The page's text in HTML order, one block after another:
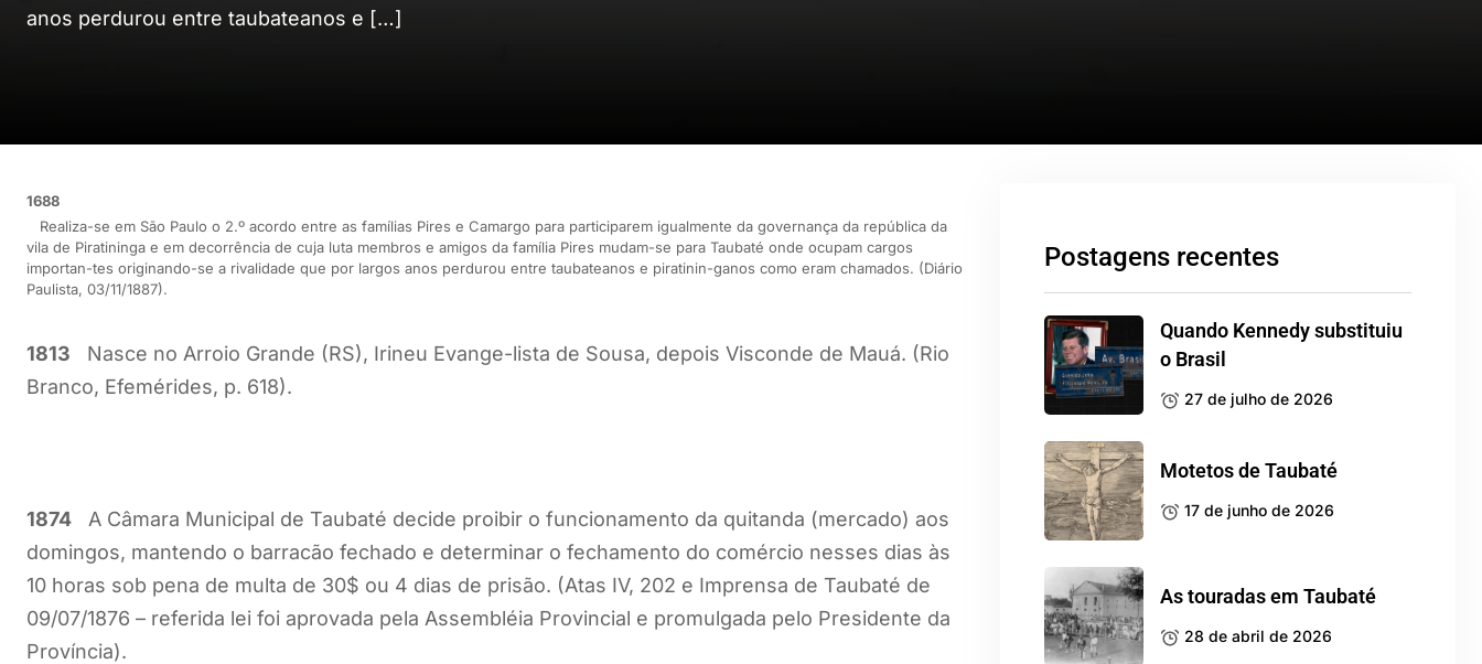
anos perdurou entre taubateanos e […]
1688
Realiza-se em São Paulo o 2.º acordo entre as famílias Pires e Camargo para participarem igualmente da governança da república da
vila de Piratininga e em decorrência de cuja luta membros e amigos da família Pires mudam-se para Taubaté onde ocupam cargos
importan-tes originando-se a rivalidade que por largos anos perdurou entre taubateanos e piratinin-ganos como eram chamados. (Diário
Paulista, 03/11/1887).
1813 Nasce no Arroio Grande (RS), Irineu Evange-lista de Sousa, depois Visconde de Mauá. (Rio
Branco, Efemérides, p. 618).
1874 A Câmara Municipal de Taubaté decide proibir o funcionamento da quitanda (mercado) aos
domingos, mantendo o barracão fechado e determinar o fechamento do comércio nesses dias às
10 horas sob pena de multa de 30$ ou 4 dias de prisão. (Atas IV, 202 e Imprensa de Taubaté de
09/07/1876 – referida lei foi aprovada pela Assembléia Provincial e promulgada pelo Presidente da
Província).
Postagens recentes
Quando Kennedy substituiu
o Brasil
27 de julho de 2026
Motetos de Taubaté
17 de junho de 2026
As touradas em Taubaté
28 de abril de 2026